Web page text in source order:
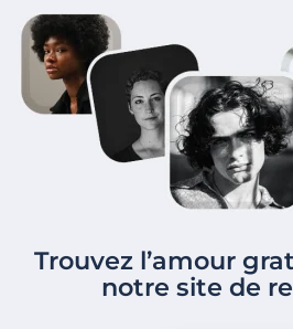
Trouvez l’amour
notre site de